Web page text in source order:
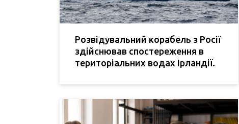
Розвідувальний корабель з Росії
здійснював спостереження в
територіальних водах Ірландії.